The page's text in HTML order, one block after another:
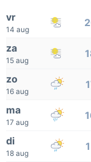
vr
14 aug
za
15 aug
zo
16 aug
ma
17 aug
di
18 aug